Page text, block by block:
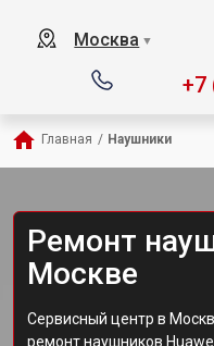
Москва ▼
+7
Главная / Наушники
Ремонт
Москве
Сервисный центр в
ремонт наушников